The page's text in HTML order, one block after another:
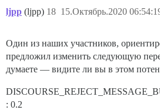
ljpp (ljpp) 15.Октябрь.2020
18
Один из наших участников,
предложил изменить следующую
думаете — видите ли вы в этом
: 0.2